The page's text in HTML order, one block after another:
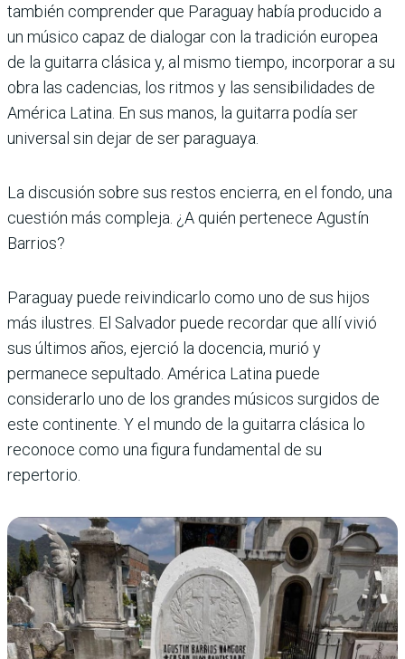
también comprender que Paraguay había producido a
un músico capaz de dialogar con la tradición europea
de la guitarra clásica y, al mismo tiempo, incorporar a su
obra las cadencias, los ritmos y las sensibilidades de
América Latina. En sus manos, la guitarra podía ser
universal sin dejar de ser paraguaya.
La discusión sobre sus restos encierra, en el fondo, una
cuestión más compleja. ¿A quién pertenece Agustín
Barrios?
Paraguay puede reivindicarlo como uno de sus hijos
más ilustres. El Salvador puede recordar que allí vivió
sus últimos años, ejerció la docencia, murió y
permanece sepultado. América Latina puede
considerarlo uno de los grandes músicos surgidos de
este continente. Y el mundo de la guitarra clásica lo
reconoce como una figura fundamental de su
repertorio.